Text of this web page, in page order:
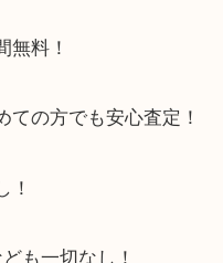
任せください！！ 皆様のご